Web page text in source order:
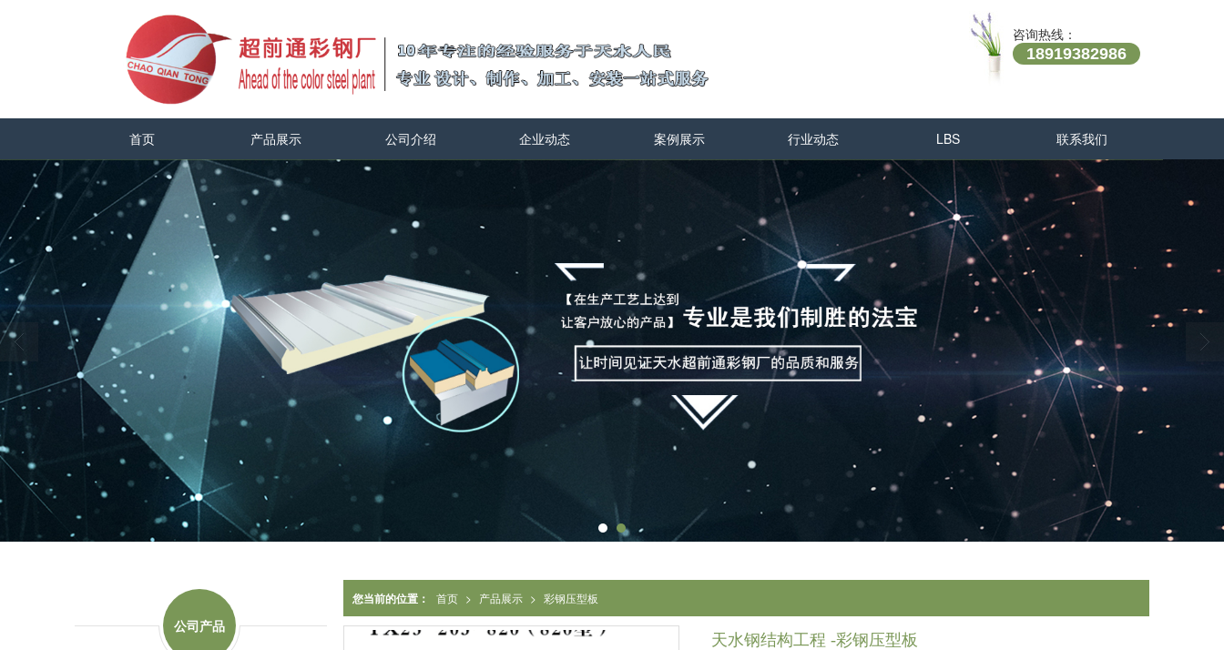
咨询热线：
18919382986
首页 产品展示 公司介绍 企业动态 案例展示 行业动态 LBS 联系我们
您当前的位置： 首页 > 产品展示 > 彩钢压型板
天水钢结构工程 -彩钢压型板
公司产品